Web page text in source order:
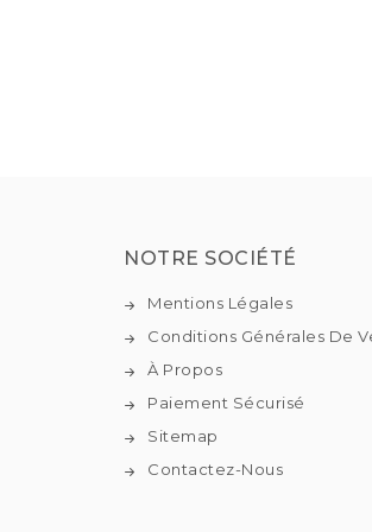
NOTRE SOCIÉTÉ
Mentions Légales
Conditions Générales De
À Propos
Paiement Sécurisé
Sitemap
Contactez-Nous